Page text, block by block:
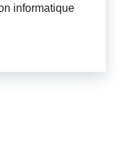
informatique